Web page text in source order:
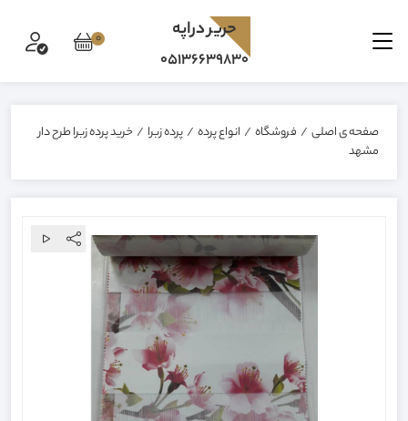
0 حرير دراپه
05136639830
صفحه ی اصلی / فروشگاه / انواع پرده / پرده زبرا / خرید پرده زبرا طرح دار
مشهد